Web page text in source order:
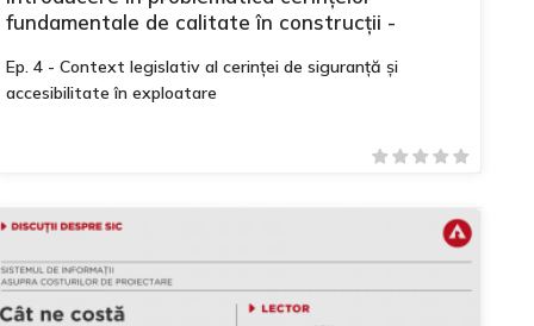
fundamentale de calitate în construcții -
Ep. 4 - Context legislativ al cerinței de siguranță și
accesibilitate în exploatare